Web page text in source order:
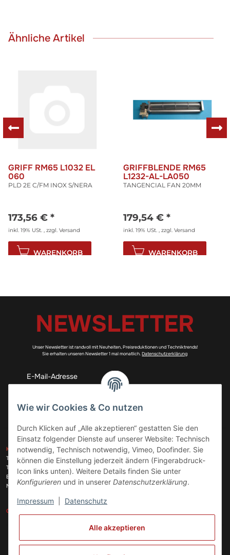
Ähnliche Artikel
GRIFF RM65 L1032 EL
060
PLD 2E C/FM INOX S/NERA
173,56 € *
inkl. 19% USt. , zzgl. Versand
WARENKORB
GRIFFBLENDE RM65
L1232-AL-LA050
TANGENCIAL FAN 20MM
179,54 € *
inkl. 19% USt. , zzgl. Versand
WARENKORB
NEWSLETTER
Unser Newsletter ist randvoll mit Neuheiten, Preisreduktionen und Techniktrends!
Sie erhalten unseren Newsletter 1 mal monatlich.Datenschutzerklärung
Abonnieren
KONTAKT
Telefon:+49 (0)6074 816 08 0
Telefax:
+49 (0)6074 215 08 60
E-Mail:
info@meinhausgeraetedoc.de
Max Planck Str. 6 c, 63322 Rödermark
GESETZLICHE INFORMATIONEN
ZAHLUNGSARTEN
VERSANDARTEN
Vertrag widerrufen
Wie wir Cookies & Co nutzen
Durch Klicken auf „Alle akzeptieren“ gestatten Sie den
Einsatz folgender Dienste auf unserer Website: Technisch
notwendig, Technisch notwendig, Vimeo, Doofinder. Sie
können die Einstellung jederzeit ändern (Fingerabdruck-
Icon links unten). Weitere Details finden Sie unter
Konfigurieren und in unserer Datenschutzerklärung.
Impressum Datenschutz
Alle akzeptieren